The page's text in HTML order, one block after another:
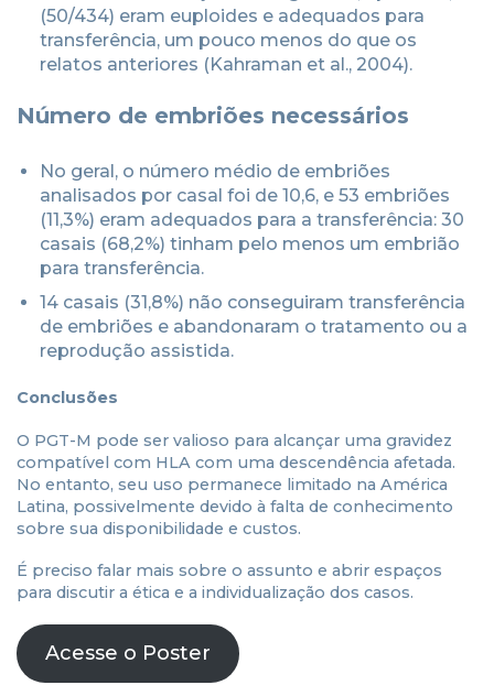
(50/434) eram euploides e adequados para
transferência, um pouco menos do que os
relatos anteriores (Kahraman et al., 2004).
Número de embriões necessários
No geral, o número médio de embriões
analisados por casal foi de 10,6, e 53 embriões
(11,3%) eram adequados para a transferência: 30
casais (68,2%) tinham pelo menos um embrião
para transferência.
14 casais (31,8%) não conseguiram transferência
de embriões e abandonaram o tratamento ou a
reprodução assistida.
Conclusões
O PGT-M pode ser valioso para alcançar uma gravidez
compatível com HLA com uma descendência afetada.
No entanto, seu uso permanece limitado na América
Latina, possivelmente devido à falta de conhecimento
sobre sua disponibilidade e custos.
É preciso falar mais sobre o assunto e abrir espaços
para discutir a ética e a individualização dos casos.
Acesse o Poster